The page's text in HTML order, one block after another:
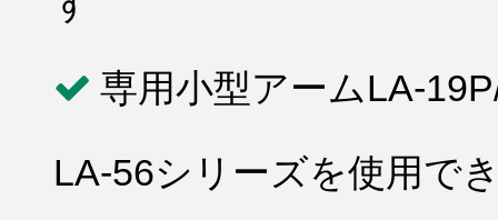
専用小型アームLA-
LA-56シリーズを使用で